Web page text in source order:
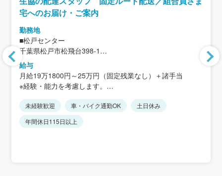
宅へのお届け・ご案内
勤務地
■松戸センター
千葉県松戸市松飛台398-1
＜アクセス＞
京成松戸線「くぬぎ山駅」より徒歩約10分
★県内6拠点で合同募集（初期配属の希望考慮）
（千葉市美浜区・柏市・佐倉市・松戸市・市原市・市川
市）
★全拠点マイカー通勤OK（駐車場完備）
給与
月給19万1800円～25万円（固定残業なし）＋諸手当
※経験・能力を考慮します。
仕組みがあります。
■昇給あり（年1回：4月）
未経験歓迎 車・バイク通勤OK
土日休み
年間休日115日以上